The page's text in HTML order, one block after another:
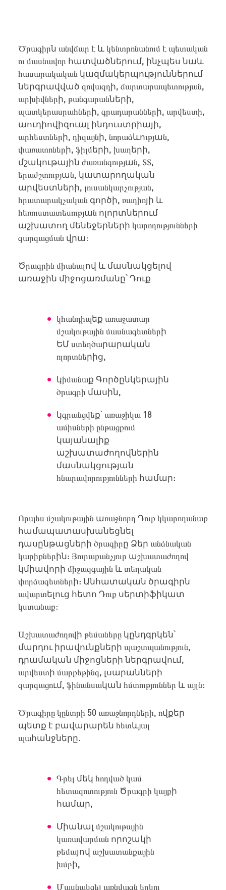
Ծրագիրն անվճար է ևկենտրոնանում է պետական
ու մասնավոր հատվածներում, ինչպես նաև
հասարակական կազմակերպություններում
ներգրավված գովազդի, ճարտարապետության,
արխիվների, թանգարանների,
պատկերասրահների, գրադարանների, արվեստի,
աուդիովիզուալ ինդուստրիայի,
արհեստների, դիզայնի, նորաձևության,
փառատոների, ֆիլմերի, խաղերի,
մշակութային ժառանգության, ՏՏ,
երաժշտության, կատարողական
արվեստների, լուսանկարչության,
հրատարակչական գործի, ռադիոյի և
հեռուստատեսության ոլորտներում
աշխատող մենեջերների կարողությունների
զարգացման վրա։
Ծրագրին միանալով և մասնակցելով
առաջին միջոցառմանը՝Դուք
կհանդիպեք առաջատար
մշակութային մասնագետների
ԵՄստեղծարարական
ոլորտներից,
կիմանաք Գործընկերային
ծրագրի մասին,
կգրանցվեք՝առաջիկա 18
ամիսների ընթացքում
կայանալիք
աշխատաժողովներին
մասնակցության
հնարավորությունների համար:
Որպես մշակութային առաջնորդ Դուք կկարողանաք
համապատասխանեցնել
դասընթացների ծրագիրը Ձեր անձնական
կարիքներին: Յուրաքանչյուր աշխատաժողով
կմիավորի միջազգային ևտեղական
փորձագետների: Անհատական ծրագիրն
ավարտելուց հետո Դուք սերտիֆիկատ
կստանաք։
Աշխատաժողովի թեմաները կընդգրկեն՝
մարդու իրավունքների պաշտպանություն,
դրամական միջոցների ներգրավում,
արվեստի մարքեթինգ, լսարանների
զարգացում, ֆինանսական հմտություններ ևայլն:
Ծրագիրը կընտրի 50 առաջնորդների, ովքեր
պետք է բավարարեն հետևյալ
պահանջները․
Գրել մեկ հոդված կամ
հետազոտություն Ծրագրի կայքի
համար,
Միանալ մշակութային
կառավարման որոշակի
թեմայով աշխատանքային
խմբի,
Մասնակցել առնվազն երկու